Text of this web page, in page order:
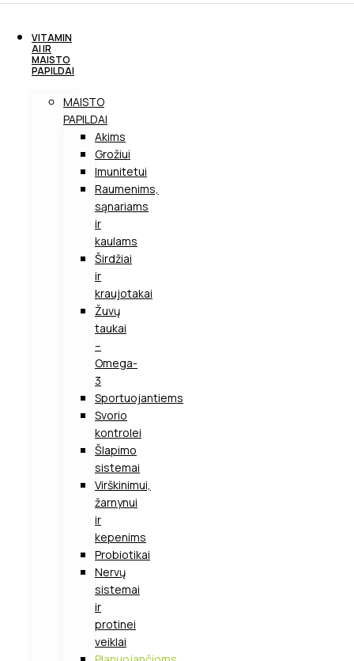
VITAMIN
AI IR
MAISTO
PAPILDAI
MAISTO
PAPILDAI
Akims
Grožiui
Imunitetui
Raumenims,
sąnariams
ir
kaulams
Širdžiai
ir
kraujotakai
Žuvų
taukai
–
Omega-
3
Sportuojantiems
Svorio
kontrolei
Šlapimo
sistemai
Virškinimui,
žarnynui
ir
kepenims
Probiotikai
Nervų
sistemai
ir
protinei
veiklai